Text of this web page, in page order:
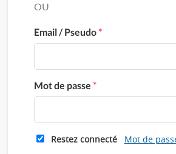
OU
Email / Pseudo*
Mot de passe *
Restez connecté Mot de